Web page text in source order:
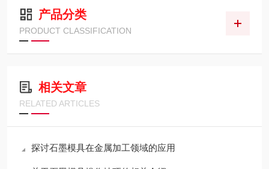
产品分类
PRODUCT CLASSIFICATION
相关文章
RELATED ARTICLES
探讨石墨模具在金属加工领域的应用